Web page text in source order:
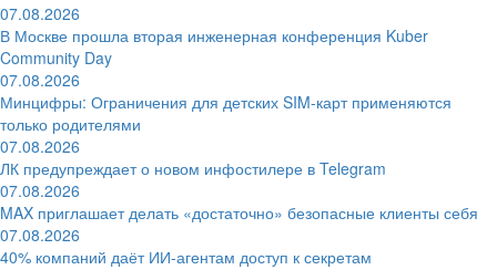
07.08.2026
В Москве прошла вторая инженерная конференция Kuber
Community Day
07.08.2026
Минцифры: Ограничения для детских SIM-карт применяются
только родителями
07.08.2026
ЛК предупреждает о новом инфостилере в Telegram
07.08.2026
MAX приглашает делать «достаточно» безопасные клиенты себя
07.08.2026
40% компаний даёт ИИ‑агентам доступ к секретам